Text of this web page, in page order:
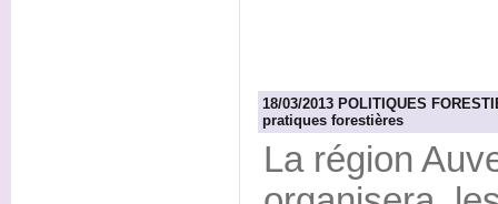
18/03/2013 POLITIQUES
pratiques forestières
La région